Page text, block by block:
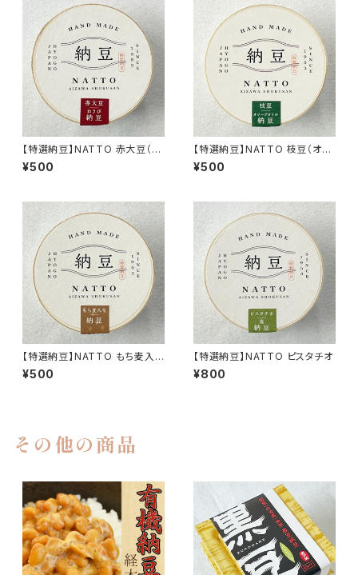
【特選納豆】NATTO 赤大豆（タ
レわさび）
¥500
【特選納豆】NATTO 枝豆（オリ
ーブオイル）
¥500
【特選納豆】NATTO もち麦入り
納豆
¥500
【特選納豆】NATTO ピスタチオ
¥800
その他の商品